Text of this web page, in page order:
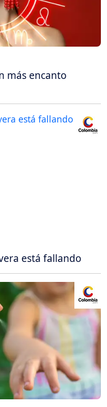
más encanto
está fallando